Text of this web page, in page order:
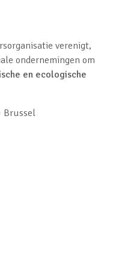
verenigt,
ondernemingen om
en ecologische
Brussel